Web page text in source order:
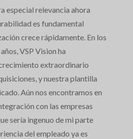
especial relevancia ahora
es fundamental
crece rápidamente. En los
VSP Vision ha
extraordinario
y nuestra plantilla
Aún nos encontramos en
con las empresas
sería ingenuo de mi parte
del empleado ya es